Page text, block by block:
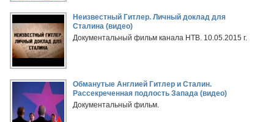
Неизвестный Гитлер. Личный доклад для
Сталина (видео)
Документальный фильм канала НТВ. 10.05.2015 г.
Обманутые Англией Гитлер и Сталин.
Рассекреченная подлость Запада (видео)
Документальный фильм.